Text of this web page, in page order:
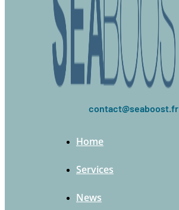
contact@seaboost.fr
Home
Services
News